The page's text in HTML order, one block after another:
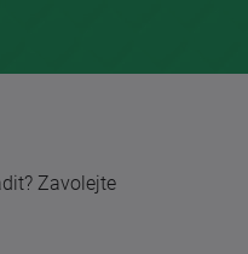
Zavolejte